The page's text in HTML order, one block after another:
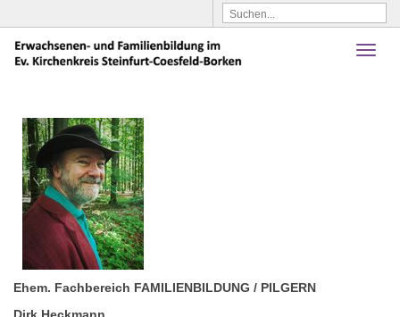
Ehem. Fachbereich FAMILIENBILDUNG / PILGERN